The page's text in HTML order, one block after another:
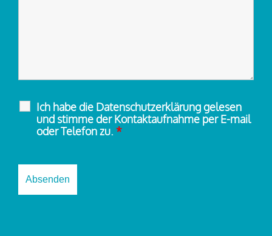
Ich habe die Datenschutzerklärung gelesen
und stimme der Kontaktaufnahme per E-mail
oder Telefon zu. *